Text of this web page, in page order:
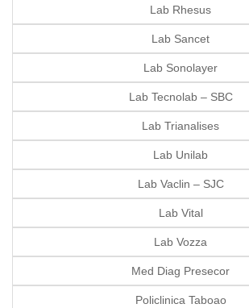
Lab Rhesus
Lab Sancet
Lab Sonolayer
Lab Tecnolab – SBC
Lab Trianalises
Lab Unilab
Lab Vaclin – SJC
Lab Vital
Lab Vozza
Med Diag Presecor
Policlinica Taboao